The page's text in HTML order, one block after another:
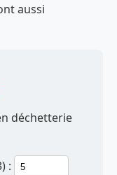
aussi
déchetterie
: